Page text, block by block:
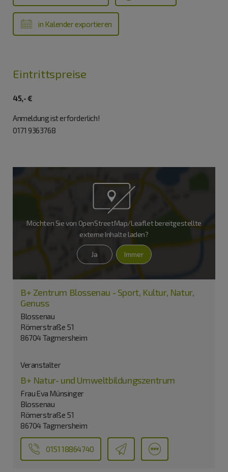
in Kalender exportieren
Eintrittspreise
45,- €
Anmeldung ist erforderlich!
0171 9363768
Möchten Sie von OpenStreetMap/Leafletbereitgestellte
externe Inhalte laden?
Ja Immer
B+ Zentrum Blossenau - Sport, Kultur, Natur,
Genuss
Blossenau
Römerstraße 51
86704 Tagmersheim
Veranstalter
B+ Natur- und Umweltbildungszentrum
Frau Eva Münsinger
Blossenau
Römerstraße 51
86704 Tagmersheim
0151 18864740